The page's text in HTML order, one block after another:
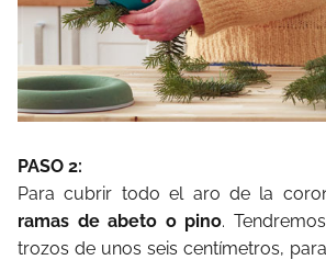
PASO 2:
Para cubrir todo el aro de la
ramas de abeto o pino.
trozos de unos seis centímetros,